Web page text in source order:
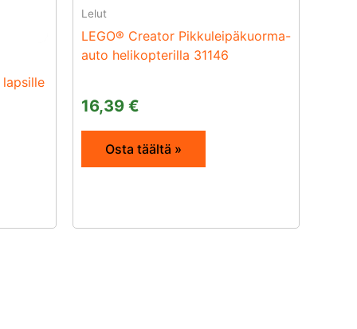
Lelut
LEGO® Creator Pikkuleipäkuorma-
auto helikopterilla 31146
16,39 €
Osta täältä »